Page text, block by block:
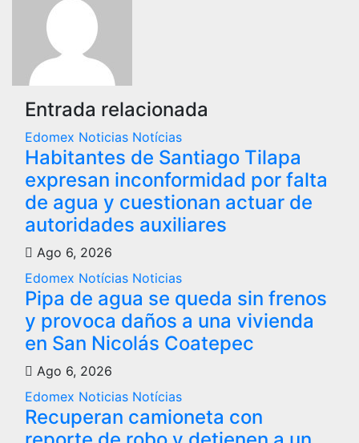
Entrada relacionada
Edomex Noticias Notícias
Habitantes de Santiago Tilapa
expresan inconformidad por falta
de agua y cuestionan actuar de
autoridades auxiliares
Ago 6, 2026
Edomex Notícias Noticias
Pipa de agua se queda sin frenos
y provoca daños a una vivienda
en San Nicolás Coatepec
Ago 6, 2026
Edomex Noticias Notícias
Recuperan camioneta con